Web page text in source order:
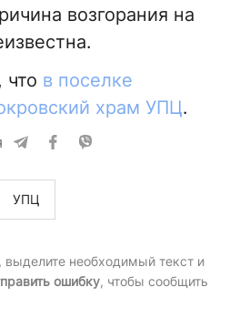
возгорания на
в поселке
храм УПЦ.
УПЦ
необходимый текст и
ошибку, чтобы сообщить